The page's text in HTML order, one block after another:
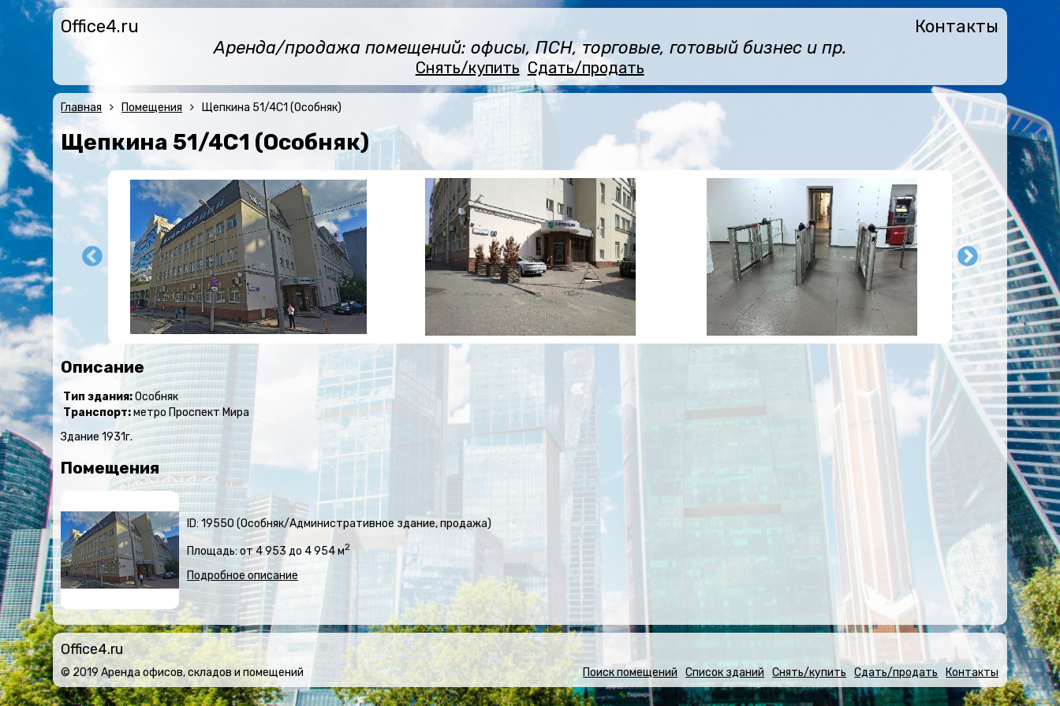
Office4.ru
Контакты
Аренда/продажа помещений: офисы, ПСН, торговые, готовый бизнес и пр.
Снять/купить Сдать/продать
Главная Помещения Щепкина 51/4С1 (Особняк)
Щепкина 51/4С1 (Особняк)
Описание
Тип здания:Особняк
Транспорт:метро Проспект Мира
Здание 1931г.
Помещения
ID: 19550 (Особняк/Административное здание, продажа)
Площадь: от 4 953 до 4 954 м2
Подробное описание
Office4.ru
Поиск помещений Список зданий Снять/купить Сдать/продать Контакты
© 2019 Аренда офисов, складов и помещений